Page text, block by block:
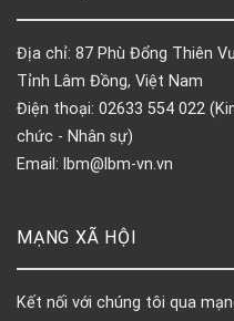
Địa chỉ: 87 Phù Đổng Thiên
Tỉnh Lâm Đồng, Việt Nam
Điện thoại: 02633 554 022
chức - Nhân sự)
Email: lbm@lbm-vn.vn
MẠNG XÃ HỘI
Kết nối với chúng tôi qua